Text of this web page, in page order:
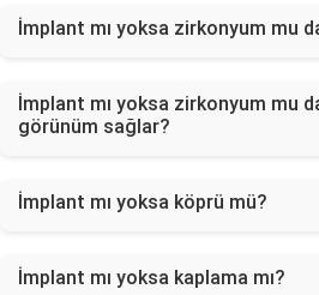
İmplant mı yoksa zirkonyum mu
İmplant mı yoksa zirkonyum mu
görünüm sağlar?
İmplant mı yoksa köprü mü?
İmplant mı yoksa kaplama mı?